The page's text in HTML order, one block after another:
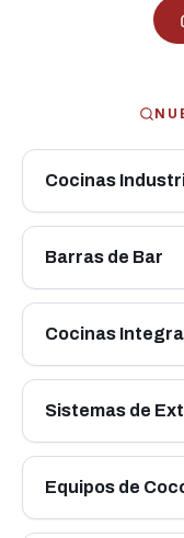
Cocinas
Barras de Bar
Cocinas
Sistemas de
Equipos de